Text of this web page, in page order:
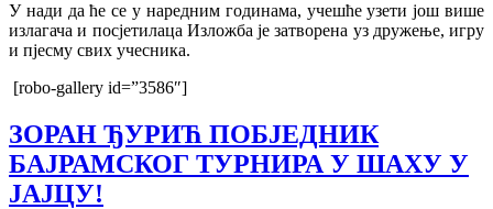
У нади да ће се у наредним годинама, учешће узети још више
излагача и посјетилаца Изложба је затворена уз дружење, игру
и пјесму свих учесника.
[robo-gallery id=”3586″]
ЗОРАН ЂУРИЋ ПОБЈЕДНИК
БАЈРАМСКОГ ТУРНИРА У ШАХУ У
ЈАЈЦУ!